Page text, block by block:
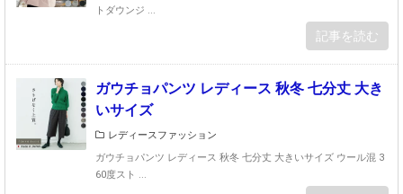
トダウンジ ...
記事を読む
ガウチョパンツ レディース 秋冬 七分丈 大き
いサイズ
レディースファッション
ガウチョパンツ レディース 秋冬 七分丈 大きいサイズ ウール混 3
60度スト ...